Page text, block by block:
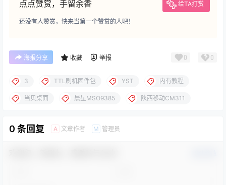
点点赞赏，手留余香 给TA打赏
还没有人赞赏，快来当第一个赞赏的人吧！
海报分享 收藏 举报 0 0
3 TTL刷机固件包 YST 内有教程
当贝桌面 晨星MSO9385 陕西移动CM311
0 条回复 A 文章作者 M 管理员